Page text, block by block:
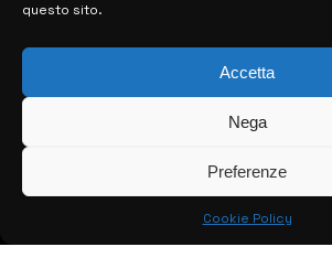
questo sito.
Accetta
Nega
Preferenze
Cookie Policy
> NOTIZIE
> CONTATTI